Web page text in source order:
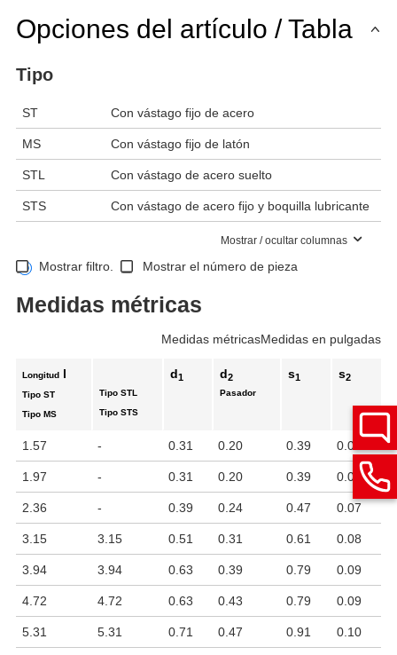
Opciones del artículo / Tabla
Tipo
ST Con vástago fijo de acero
MS Con vástago fijo de latón
STL Con vástago de acero suelto
STS Con vástago de acero fijo y boquilla lubricante
Mostrar / ocultar columnas
Mostrar filtro. Mostrar el número de pieza
Medidas métricas
Medidas métricasMedidas en pulgadas
Longitud l
Tipo ST
Tipo MS
Tipo STL
Tipo STS
d1 d2
Pasador
s1 s2
1.57 - 0.31 0.20 0.39 0.07
1.97 - 0.31 0.20 0.39 0.07
2.36 - 0.39 0.24 0.47 0.07
3.15 3.15 0.51 0.31 0.61 0.08
3.94 3.94 0.63 0.39 0.79 0.09
4.72 4.72 0.63 0.43 0.79 0.09
5.31 5.31 0.71 0.47 0.91 0.10